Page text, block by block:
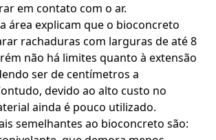
em contato com o ar.
área explicam que o bioconcreto
rachaduras com larguras de até 8
não há limites quanto à extensão
ser de centímetros a
devido ao alto custo no
ainda é pouco utilizado.
semelhantes ao bioconcreto são: